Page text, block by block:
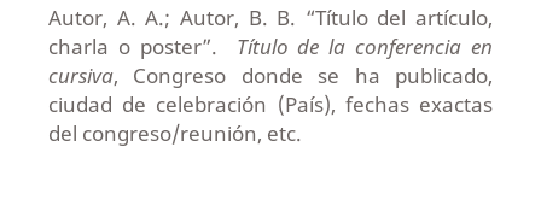
Autor, A. A.; Autor, B. B. “Título del artículo,
charla o poster”. Título de la conferencia en
cursiva, Congreso donde se ha publicado,
ciudad de celebración (País), fechas exactas
del congreso/reunión, etc.